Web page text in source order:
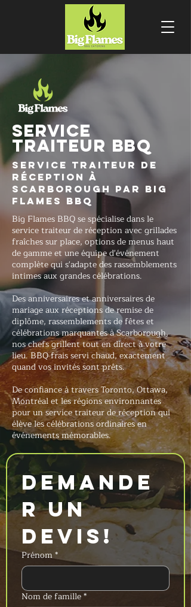
SERVICE
TRAITEUR BBQ
Service traiteur de
réception à
Scarborough par Big
Flames BBQ
Big Flames BBQ se spécialise dans le
service traiteur de réception avec grillades
fraîches sur place, options de menus haut
de gamme et une équipe d'événement
complète qui s'adapte des rassemblements
intimes aux grandes célébrations.
Des anniversaires et anniversaires de
mariage aux réceptions de remise de
diplôme, rassemblements de fêtes et
célébrations marquantes à Scarborough,
nos chefs grillent tout en direct à votre
lieu. BBQ frais servi chaud, exactement
quand vos invités sont prêts.
De confiance à travers Toronto, Ottawa,
Montréal et les régions environnantes
pour un service traiteur de réception qui
élève les célébrations ordinaires en
événements mémorables.
Demande
r un
devis!
Prénom*
Nom de famille*